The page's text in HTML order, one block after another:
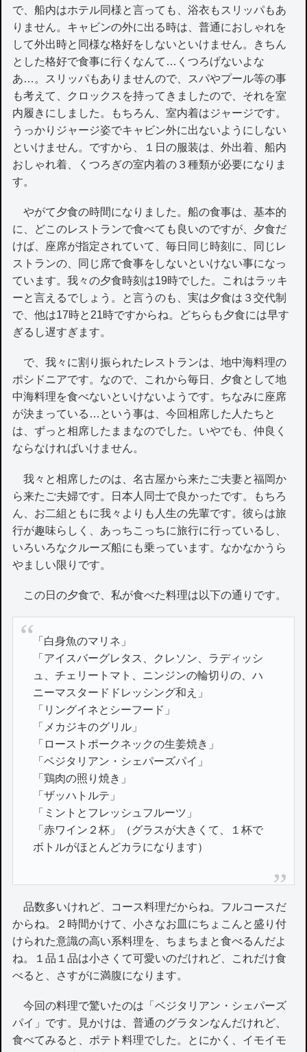
で、船内はホテル同様と言っても、浴衣もスリッパもあ
りません。キャビンの外に出る時は、普通におしゃれを
して外出時と同様な格好をしないといけません。きちん
とした格好で食事に行くなんて…くつろげないよな
あ…。スリッパもありませんので、スパやプール等の事
も考えて、クロックスを持ってきましたので、それを室
内履きにしました。もちろん、室内着はジャージです。
うっかりジャージ姿でキャビン外に出ないようにしない
といけません。ですから、１日の服装は、外出着、船内
おしゃれ着、くつろぎの室内着の３種類が必要になりま
す。
やがて夕食の時間になりました。船の食事は、基本的
に、どこのレストランで食べても良いのですが、夕食だ
けば、座席が指定されていて、毎日同じ時刻に、同じレ
ストランの、同じ席で食事をしないといけない事になっ
ています。我々の夕食時刻は19時でした。これはラッキ
ーと言えるでしょう。と言うのも、実は夕食は３交代制
で、他は17時と21時ですからね。どちらも夕食には早す
ぎるし遅すぎます。
で、我々に割り振られたレストランは、地中海料理の
ポシドニアです。なので、これから毎日、夕食として地
中海料理を食べないといけないようです。ちなみに座席
が決まっている…という事は、今回相席した人たちと
は、ずっと相席したままなのでした。いやでも、仲良く
ならなければいけません。
我々と相席したのは、名古屋から来たご夫妻と福岡か
ら来たご夫婦です。日本人同士で良かったです。もちろ
ん、お二組ともに我々よりも人生の先輩です。彼らは旅
行が趣味らしく、あっちこっちに旅行に行っているし、
いろいろなクルーズ船にも乗っています。なかなかうら
やましい限りです。
この日の夕食で、私が食べた料理は以下の通りです。
「白身魚のマリネ」
「アイスバーグレタス、クレソン、ラディッシ
ュ、チェリートマト、ニンジンの輪切りの、ハ
ニーマスタードドレッシング和え」
「リングイネとシーフード」
「メカジキのグリル」
「ローストポークネックの生姜焼き」
「ベジタリアン・シェパーズパイ」
「鶏肉の照り焼き」
「ザッハトルテ」
「ミントとフレッシュフルーツ」
「赤ワイン２杯」（グラスが大きくて、１杯で
ボトルがほとんどカラになります）
品数多いけれど、コース料理だからね。フルコースだ
からね。２時間かけて、小さなお皿にちょこんと盛り付
けられた意識の高い系料理を、ちまちまと食べるんだよ
ね。１品１品は小さくて可愛いのだけれど、これだけ食
べると、さすがに満腹になります。
今回の料理で驚いたのは「ベジタリアン・シェパーズ
パイ」です。見かけは、普通のグラタンなんだけれど、
食べてみると、ポテト料理でした。とにかく、イモイモ